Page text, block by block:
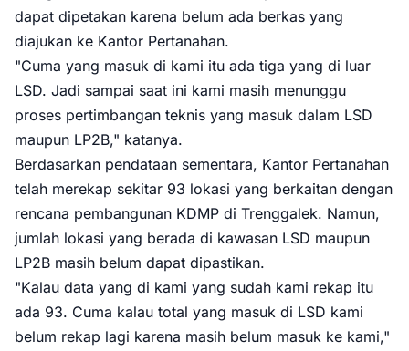
dapat dipetakan karena belum ada berkas yang
diajukan ke Kantor Pertanahan.
"Cuma yang masuk di kami itu ada tiga yang di luar
LSD. Jadi sampai saat ini kami masih menunggu
proses pertimbangan teknis yang masuk dalam LSD
maupun LP2B," katanya.
Berdasarkan pendataan sementara, Kantor Pertanahan
telah merekap sekitar 93 lokasi yang berkaitan dengan
rencana pembangunan KDMP di Trenggalek. Namun,
jumlah lokasi yang berada di kawasan LSD maupun
LP2B masih belum dapat dipastikan.
"Kalau data yang di kami yang sudah kami rekap itu
ada 93. Cuma kalau total yang masuk di LSD kami
belum rekap lagi karena masih belum masuk ke kami,"